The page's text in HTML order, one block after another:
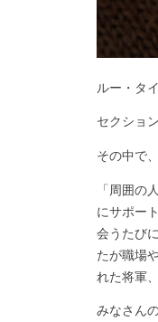
ルー・タ
セクショ
その中で
「周囲の
にサポー
会うたび
たが職場
れた将軍
みなさん